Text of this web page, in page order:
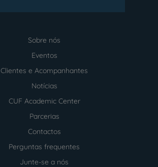
Sobre nós
Eventos
Clientes e Acompanhantes
Notícias
CUF Academic Center
Parcerias
Contactos
Perguntas frequentes
Junte-se a nós